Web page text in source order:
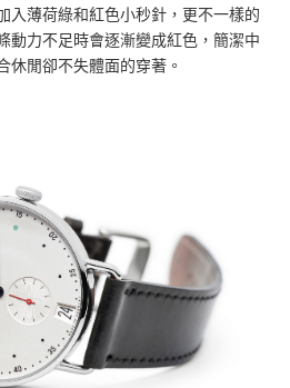
入薄荷綠和紅色小秒針，更不一樣的
動力不足時會逐漸變成紅色，簡潔中
休閒卻不失體面的穿著。